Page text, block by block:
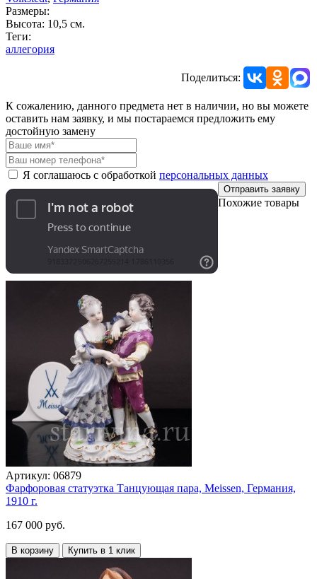
Размеры:
Высота: 10,5 см.
Теги:
аллегория
Поделиться:
К сожалению, данного предмета нет в наличии, но вы можете
оставить нам заявку, и мы постараемся предложить ему
достойную замену
Я соглашаюсь с обработкой персональных данных
Отправить заявку
Похожие товары
Артикул: 06879
Фарфоровая статуэтка Танцующая пара, Meissen, Германия,
1910 г.
167 000 руб.
В корзину Купить в 1 клик